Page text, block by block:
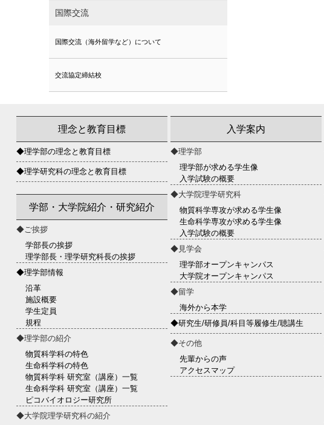
国際交流
国際交流（海外留学など）について
交流協定締結校
理念と教育目標
◆理学部の理念と教育目標
◆理学研究科の理念と教育目標
学部・大学院紹介・研究紹介
◆ご挨拶
学部長の挨拶
理学部長・理学研究科長の挨拶
◆理学部情報
沿革
施設概要
学生定員
規程
◆理学部の紹介
物質科学科の特色
生命科学科の特色
物質科学科 研究室（講座）一覧
生命科学科 研究室（講座）一覧
ピコバイオロジー研究所
◆大学院理学研究科の紹介
入学案内
◆理学部
理学部が求める学生像
入学試験の概要
◆大学院理学研究科
物質科学専攻が求める学生像
生命科学専攻が求める学生像
入学試験の概要
◆見学会
理学部オープンキャンパス
大学院オープンキャンパス
◆留学
海外から本学
◆研究生/研修員/科目等履修生/聴講生
◆その他
先輩からの声
アクセスマップ